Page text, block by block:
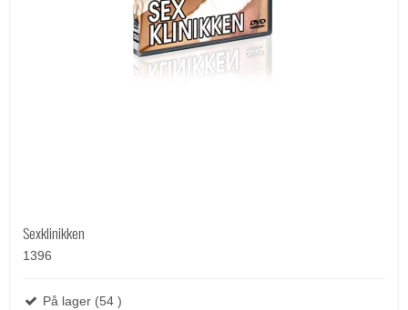
Sexklinikken
1396
På lager (54 )